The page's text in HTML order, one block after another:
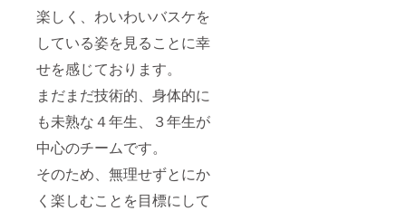
楽しく、わいわいバスケを
している姿を見ることに幸
せを感じております。
まだまだ技術的、身体的に
も未熟な４年生、３年生が
中心のチームです。
そのため、無理せずとにか
く楽しむことを目標にして